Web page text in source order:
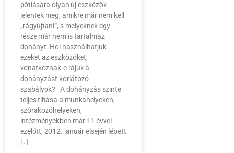
pótlására olyan új eszközök
jelentek meg, amikre már nem kell
„rágyújtani“, s melyeknek egy
része már nem is tartalmaz
dohányt. Hol használhatjuk
ezeket az eszközöket,
vonatkoznak-e rájuk a
dohányzást korlátozó
szabályok? A dohányzás szinte
teljes tiltása a munkahelyeken,
szórakozóhelyeken,
intézményekben már 11 évvel
ezelőtt, 2012. január elsején lépett
[…]